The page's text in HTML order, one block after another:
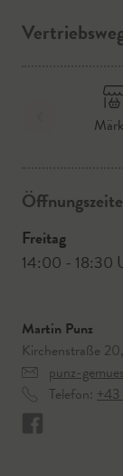
Freitag
14:00 - 18:30
Martin Punz
Kirchenstraße
punz-
Telefon: